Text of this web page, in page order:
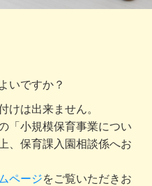
いですか？
けは出来ません。
「小規模保育事業につい
、保育課入園相談係へお
ページをご覧いただきお